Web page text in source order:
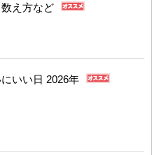
え方など
いい日 2026年